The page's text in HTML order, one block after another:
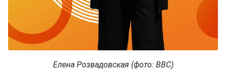
Елена Розвадовская (фото: BBC)